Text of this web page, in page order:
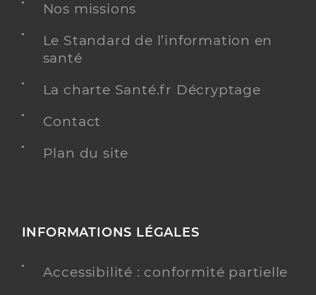
Nos missions
Le Standard de l’information en
santé
La charte Santé.fr Décryptage
Contact
Plan du site
INFORMATIONS LÉGALES
Accessibilité : conformité partielle